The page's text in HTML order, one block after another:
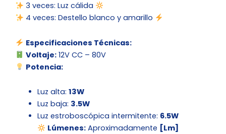
3 veces: Luz cálida
4 veces: Destello blanco y amarillo
Especificaciones Técnicas:
Voltaje:12V CC – 80V
Potencia:
Luz alta: 13W
Luz baja: 3.5W
Luz estroboscópica intermitente: 6.5W
Lúmenes: Aproximadamente [Lm]